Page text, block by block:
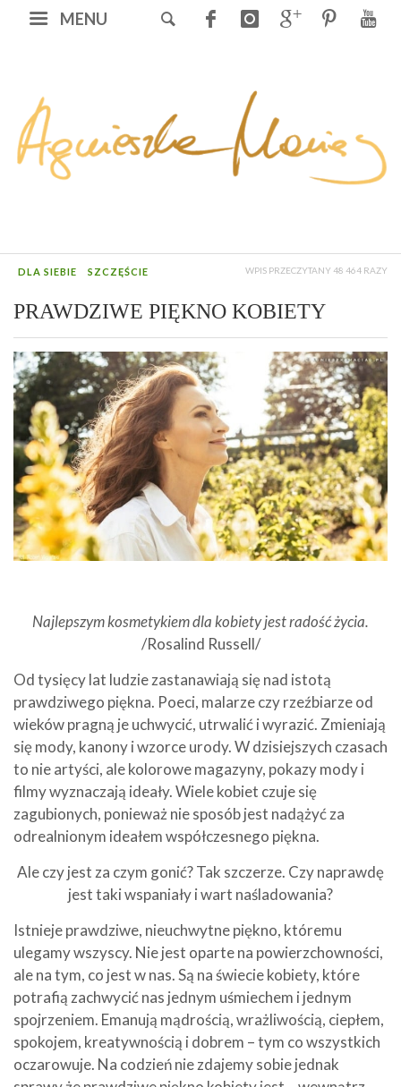
MENU
DLA SIEBIE SZCZĘŚCIE WPIS PRZECZYTANY 48 464 RAZY
PRAWDZIWE PIĘKNO KOBIETY
Najlepszym kosmetykiem dla kobiety jest radość życia.
/Rosalind Russell/
Od tysięcy lat ludzie zastanawiają się nad istotą
prawdziwego piękna. Poeci, malarze czy rzeźbiarze od
wieków pragną je uchwycić, utrwalić i wyrazić. Zmieniają
się mody, kanony i wzorce urody. W dzisiejszych czasach
to nie artyści, ale kolorowe magazyny, pokazy mody i
filmy wyznaczają ideały. Wiele kobiet czuje się
zagubionych, ponieważ nie sposób jest nadążyć za
odrealnionym ideałem współczesnego piękna.
Ale czy jest za czym gonić? Tak szczerze. Czy naprawdę
jest taki wspaniały i wart naśladowania?
Istnieje prawdziwe, nieuchwytne piękno, któremu
ulegamy wszyscy. Nie jest oparte na powierzchowności,
ale na tym, co jest w nas. Są na świecie kobiety, które
potrafią zachwycić nas jednym uśmiechem i jednym
spojrzeniem. Emanują mądrością, wrażliwością, ciepłem,
spokojem, kreatywnością i dobrem – tym co wszystkich
oczarowuje. Na codzień nie zdajemy sobie jednak